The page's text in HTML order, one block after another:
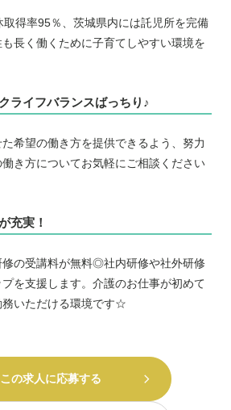
得率95％、茨城県内には託児所を完備
長く働くために子育てしやすい環境を
ライフバランスばっちり♪
希望の働き方を提供できるよう、努力
き方についてお気軽にご相談ください
充実！
の受講料が無料◎社内研修や社外研修
を支援します。介護のお仕事が初めて
いただける環境です☆
この求人に応募する